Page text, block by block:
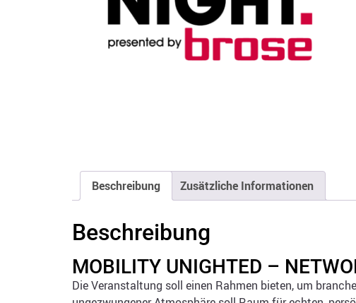
Beschreibung Zusätzliche Informationen
Beschreibung
MOBILITY UNIGHTED –
Die Veranstaltung soll einen Rahmen bieten, um